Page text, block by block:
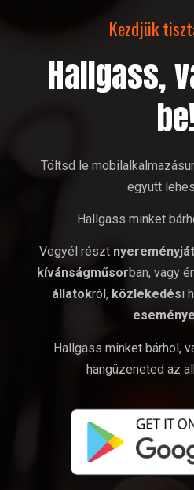
Kezdjük
Hallgass,
Töltsd le
együtt
Hallgass minket
Vegyél részt
kívánságműsorban, vagy
állatokról, közlekedési
Hallgass minket bárhol,
hangüzeneted az